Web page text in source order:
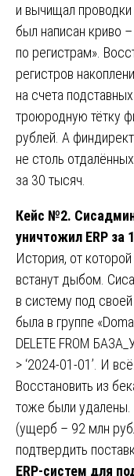
и вычищал
был написан криво
по регистрам».
регистров
на счета
троюродную тётку
рублей. А
не столь
за 30 тысяч.
Кейс №2.
уничтожил ERP за
История, от
встанут дыбом.
в систему под
была в группе
DELETE FROM
> ‘2024-01-01’. И
Восстановить из
тоже были удалены.
(ущерб – 92 млн
подтвердить
ERP-систем для